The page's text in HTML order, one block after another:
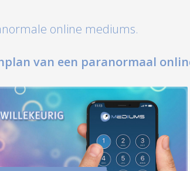
online mediums.
van een paranormaal